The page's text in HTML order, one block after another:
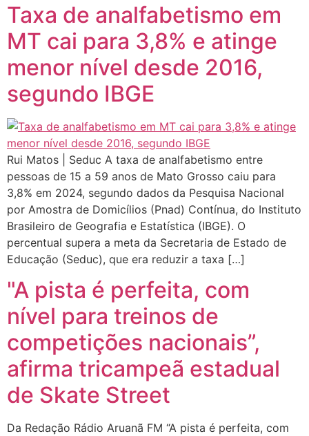
Taxa de analfabetismo em
MT cai para 3,8% e atinge
menor nível desde 2016,
segundo IBGE
Rui Matos | Seduc A taxa de analfabetismo entre
pessoas de 15 a 59 anos de Mato Grosso caiu para
3,8% em 2024, segundo dados da Pesquisa Nacional
por Amostra de Domicílios (Pnad) Contínua, do Instituto
Brasileiro de Geografia e Estatística (IBGE). O
percentual supera a meta da Secretaria de Estado de
Educação (Seduc), que era reduzir a taxa […]
"A pista é perfeita, com
nível para treinos de
competições nacionais”,
afirma tricampeã estadual
de Skate Street
Da Redação Rádio Aruanã FM “A pista é perfeita, com